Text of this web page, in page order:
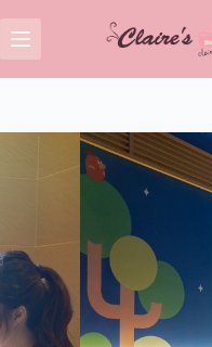
至
主